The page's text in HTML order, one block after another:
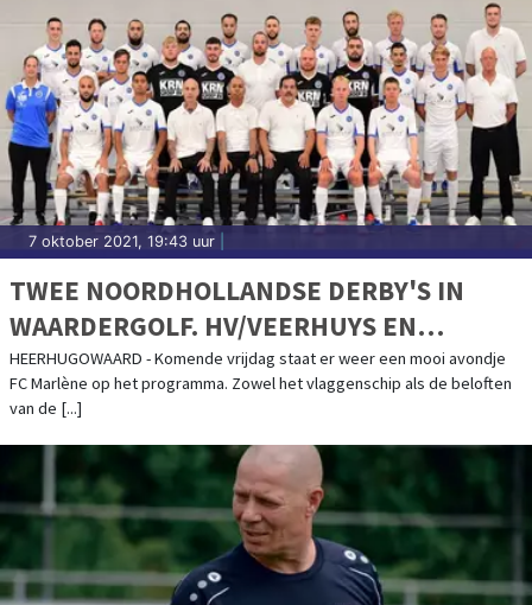
7 oktober 2021, 19:43 uur
TWEE NOORDHOLLANDSE DERBY'S IN
WAARDERGOLF. HV/VEERHUYS EN
ZEEMACHT OP BEZOEK BIJ FC MARLÈNE
HEERHUGOWAARD - Komende vrijdag staat er weer een mooi avondje
FC Marlène op het programma. Zowel het vlaggenschip als de beloften
van de [...]